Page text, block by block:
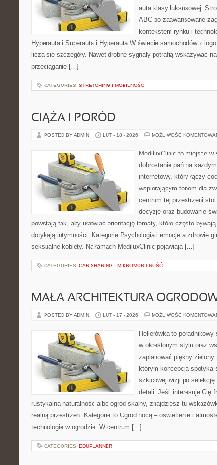
auta klasy luksusowej.
ABC po zaawansowane
kontekstem rynku i
Hyperauta i Superauta i Hyperauta W świecie samochodów z
liczą się szczegóły. Nawet drobne sygnały potrafią wskazywać
przeciąganie […]
CATEGORIES: STRETCHING I MOBILNOŚĆ
CIĄŻA I PORÓD
POSTED BY ADMIN LUT - 18 - 2026 MOŻLIWOŚĆ
MediluxClinic to miejsce
dobrostanie pań na
internetowy, który łączy
wspierającym tonem dla
centrum tej przestrzeni
decyzje oraz budowanie
powstają tak, aby ułatwiać orientację tematy, które często
dotykają intymności. Kategorie Psychologia i emocje a zdrowie
seksualne kobiety. Na łamach MediluxClinic pojawiają […]
CATEGORIES: CAR SHARING I MIKROMOBILNOŚĆ
MAŁA ARCHITEKTURA
POSTED BY ADMIN LUT - 17 - 2026 MOŻLIWOŚĆ
Hellerówka to
w określonym stylu oraz
zaplanować piękny
którym koncepcja spotyka
szkicowej wizji po selekcję
detali. Jeśli interesuje Cię
rustykalna naturalność albo ogród skalny, znajdziesz tu
realną przestrzeń. Kategorie to Ogród nocą – oświetlenie i
technologie w ogrodzie. W centrum […]
CATEGORIES: EDUPLANNER